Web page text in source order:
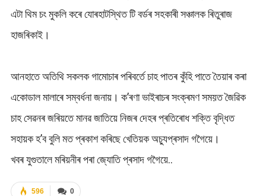
এটা থিম চং মুকলি কৰে যোৰহাটস্থিত টি বৰ্ডৰ সহকাৰী সঞ্চালক ৰিতুৰাজ
হাজৰিকাই।
আনহাতে অতিথি সকলক গামোচাৰ পৰিবৰ্তে চাহ পাতৰ কুঁহি পাতে তৈয়াৰ কৰা
একোডাল মালাৰে সম্বৰ্ধনা জনায়। ক’ৰণা ভাইৰাচৰ সংক্ৰমণ সময়ত জৈৱিক
চাহ সেৱনৰ জৰিয়তে মানৱ জাতিয়ে নিজৰ দেহৰ প্ৰতিৰোধ শক্তি বৃদ্ধিত
সহায়ক হ’ব বুলি মত প্ৰকাশ কৰিছে খেতিয়ক অচ্যুপ্ৰসাদ গগৈয়ে।
খবৰ যুগুতালে মৰিয়নীৰ পৰা জ্যোতি প্ৰসাদ গগৈয়ে..
0
596